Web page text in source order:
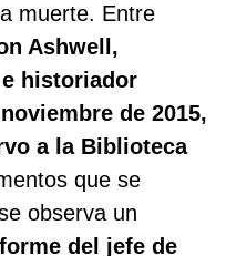
muerte. Entre
Ashwell,
historiador
de 2015,
a la Biblioteca
que se
observa un
del jefe de